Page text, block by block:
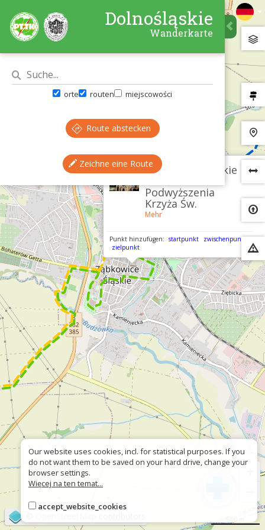
Ząbkowice Śląskie
Podwyższenia
Krzyża Św.
Mehr
Punkt hinzufügen: startpunkt
zwischenpunkt
zielpunkt
Dolnośląskie
Wanderkarte
orte routen miejscowości
Route abstecken
Zeichne eine Route
Our website uses cookies, incl. for statistical purposes. If you
do not want them to be saved on your hard drive, change your
browser settings.
Więcej na ten temat...
accept_website_cookies